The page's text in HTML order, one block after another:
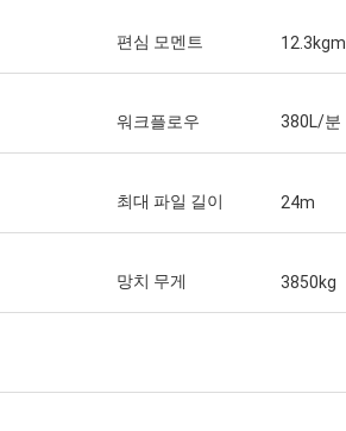
편심 모멘트 12.3kgm
워크플로우 380L/분
최대 파일 길이 24m
망치 무게 3850kg